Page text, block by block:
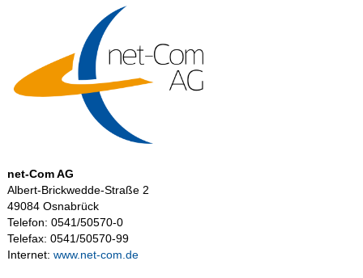
net-Com AG
Albert-Brickwedde-Straße 2
49084 Osnabrück
Telefon: 0541/50570-0
Telefax: 0541/50570-99
Internet: www.net-com.de